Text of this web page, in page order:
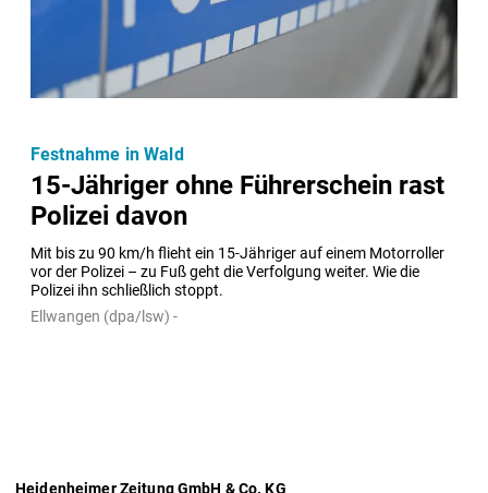
15-Jähriger ohne Führerschein rast
Polizei davon
Mit bis zu 90 km/h flieht ein 15-Jähriger auf einem Motorroller
vor der Polizei – zu Fuß geht die Verfolgung weiter. Wie die
Polizei ihn schließlich stoppt.
Festnahme in Wald
Ellwangen (dpa/lsw) -
Heidenheimer Zeitung GmbH & Co. KG